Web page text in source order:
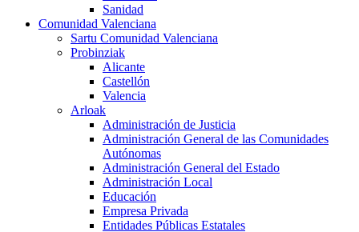
Sanidad
Comunidad Valenciana
Sartu Comunidad Valenciana
Probinziak
Alicante
Castellón
Valencia
Arloak
Administración de Justicia
Administración General de las Comunidades
Autónomas
Administración General del Estado
Administración Local
Educación
Empresa Privada
Entidades Públicas Estatales